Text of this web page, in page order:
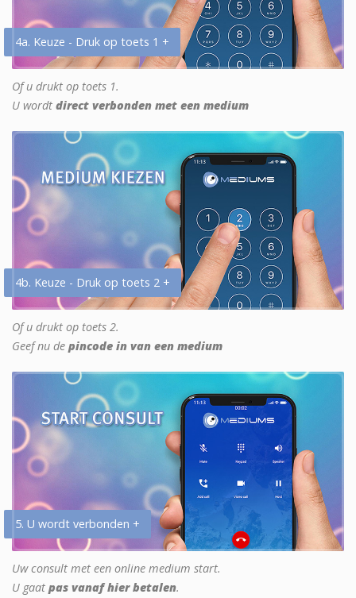
4a. Keuze - Druk op toets 1 +
Of u drukt op toets 1.
U wordt direct verbonden met een medium
4b. Keuze - Druk op toets 2 +
Of u drukt op toets 2.
Geef nu de pincode in van een medium
5. U wordt verbonden +
Uw consult met een online medium start.
U gaat pas vanaf hier betalen.